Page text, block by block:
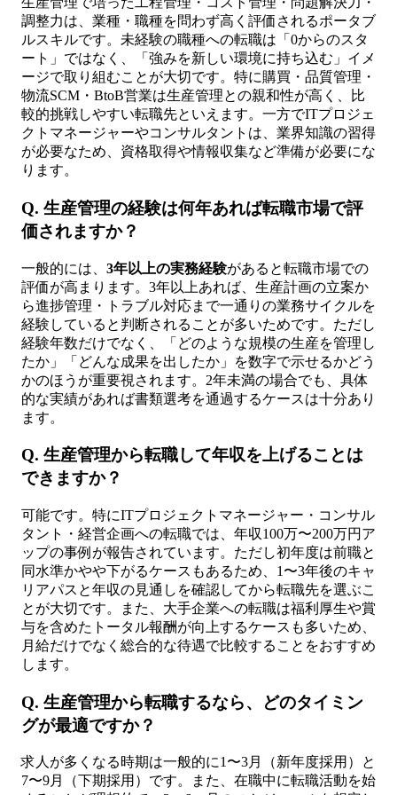
調整力は、業種・職種を問わず高く評価されるポータブ
ルスキルです。未経験の職種への転職は「0からのスタ
ート」ではなく、「強みを新しい環境に持ち込む」イメ
ージで取り組むことが大切です。特に購買・品質管理・
物流SCM・BtoB営業は生産管理との親和性が高く、比
較的挑戦しやすい転職先といえます。一方でITプロジェ
クトマネージャーやコンサルタントは、業界知識の習得
が必要なため、資格取得や情報収集など準備が必要にな
ります。
Q. 生産管理の経験は何年あれば転職市場で評
価されますか？
一般的には、 3年以上の実務経験があると転職市場での
評価が高まります。3年以上あれば、生産計画の立案か
ら進捗管理・トラブル対応まで一通りの業務サイクルを
経験していると判断されることが多いためです。ただし
経験年数だけでなく、「どのような規模の生産を管理し
たか」「どんな成果を出したか」を数字で示せるかどう
かのほうが重要視されます。2年未満の場合でも、具体
的な実績があれば書類選考を通過するケースは十分あり
ます。
Q. 生産管理から転職して年収を上げることは
できますか？
可能です。特にITプロジェクトマネージャー・コンサル
タント・経営企画への転職では、年収100万〜200万円ア
ップの事例が報告されています。ただし初年度は前職と
同水準かやや下がるケースもあるため、1〜3年後のキャ
リアパスと年収の見通しを確認してから転職先を選ぶこ
とが大切です。また、大手企業への転職は福利厚生や賞
与を含めたトータル報酬が向上するケースも多いため、
月給だけでなく総合的な待遇で比較することをおすすめ
します。
Q. 生産管理から転職するなら、どのタイミン
グが最適ですか？
求人が多くなる時期は一般的に1〜3月（新年度採用）と
7〜9月（下期採用）です。また、在職中に転職活動を始